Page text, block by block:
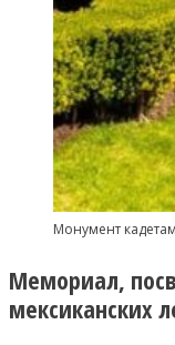
Монумент
Мемориал,
мексиканских